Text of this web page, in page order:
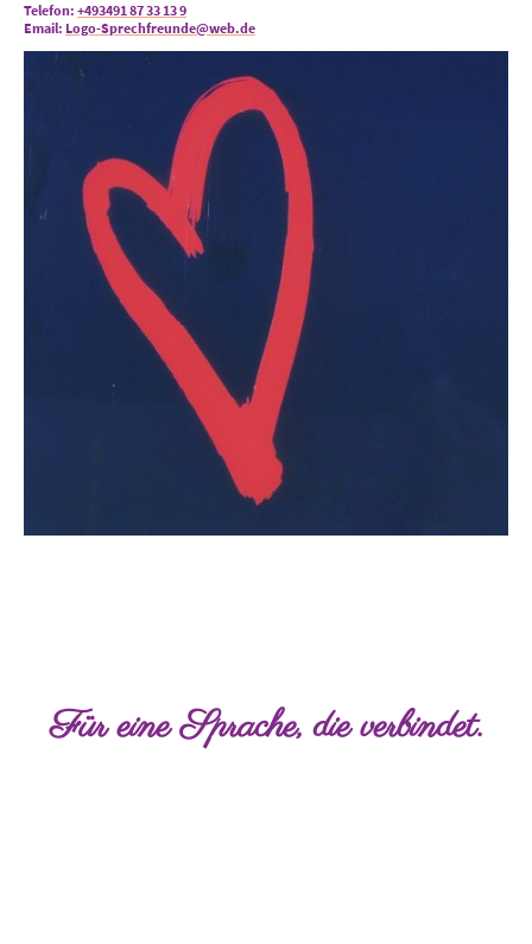
Telefon: +493491 87 33 13 9
Email: Logo-Sprechfreunde@web.de
Für eine Sprache, die verbindet.